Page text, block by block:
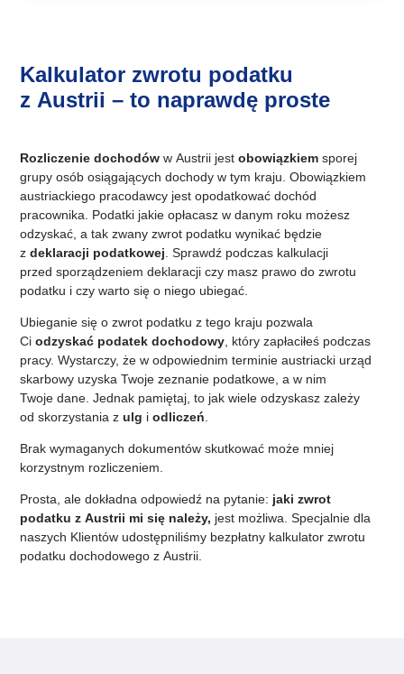
Kalkulator zwrotu podatku
z Austrii – to naprawdę proste
Rozliczenie dochodów w Austrii jestobowiązkiem sporej
grupy osób osiągających dochody w tym kraju. Obowiązkiem
austriackiego pracodawcy jest opodatkować dochód
pracownika. Podatki jakie opłacasz w danym roku możesz
odzyskać, a tak zwany zwrot podatku wynikać będzie
zdeklaracji podatkowej. Sprawdź podczas kalkulacji
przed sporządzeniem deklaracji czy masz prawo do zwrotu
podatku i czy warto się o niego ubiegać.
Ubieganie się o zwrot podatku z tego kraju pozwala
Ciodzyskać podatek dochodowy, który zapłaciłeś podczas
pracy. Wystarczy, że w odpowiednim terminie austriacki urząd
skarbowy uzyska Twoje zeznanie podatkowe, a w nim
Twoje dane. Jednak pamiętaj, to jak wiele odzyskasz zależy
od skorzystania zulg iodliczeń.
Brak wymaganych dokumentów skutkować może mniej
korzystnym rozliczeniem.
Prosta, ale dokładna odpowiedź na pytanie: jaki zwrot
podatku z Austrii mi się należy, jest możliwa. Specjalnie dla
naszych Klientów udostępniliśmy bezpłatny kalkulator zwrotu
podatku dochodowego z Austrii.